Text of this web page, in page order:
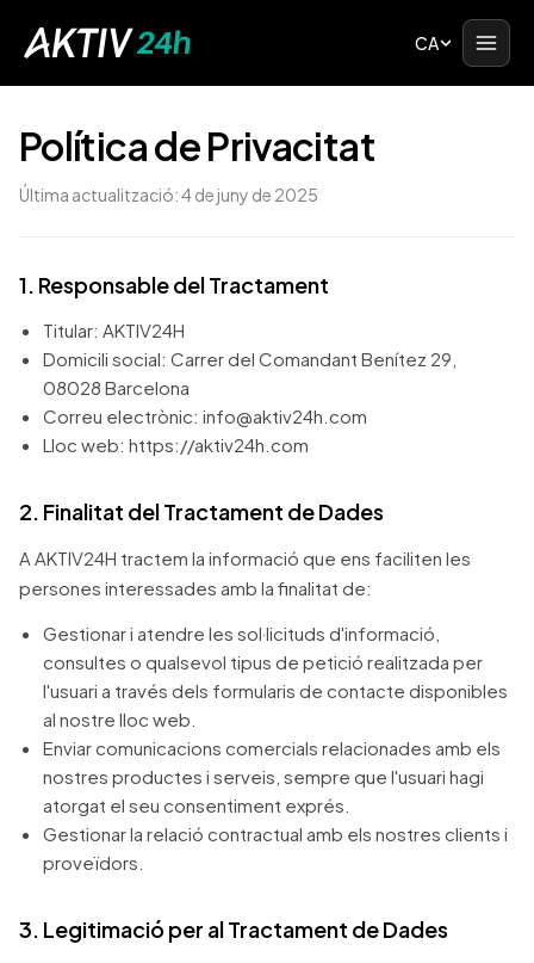
CA
Política de Privacitat
Última actualització: 4 de juny de 2025
1. Responsable del Tractament
Titular: AKTIV24H
Domicili social: Carrer del Comandant Benítez 29,
08028 Barcelona
Correu electrònic: info@aktiv24h.com
Lloc web: https://aktiv24h.com
2. Finalitat del Tractament de Dades
A AKTIV24H tractem la informació que ens faciliten les
persones interessades amb la finalitat de:
Gestionar i atendre les sol·licituds d'informació,
consultes o qualsevol tipus de petició realitzada per
l'usuari a través dels formularis de contacte disponibles
al nostre lloc web.
Enviar comunicacions comercials relacionades amb els
nostres productes i serveis, sempre que l'usuari hagi
atorgat el seu consentiment exprés.
Gestionar la relació contractual amb els nostres clients i
proveïdors.
3. Legitimació per al Tractament de Dades